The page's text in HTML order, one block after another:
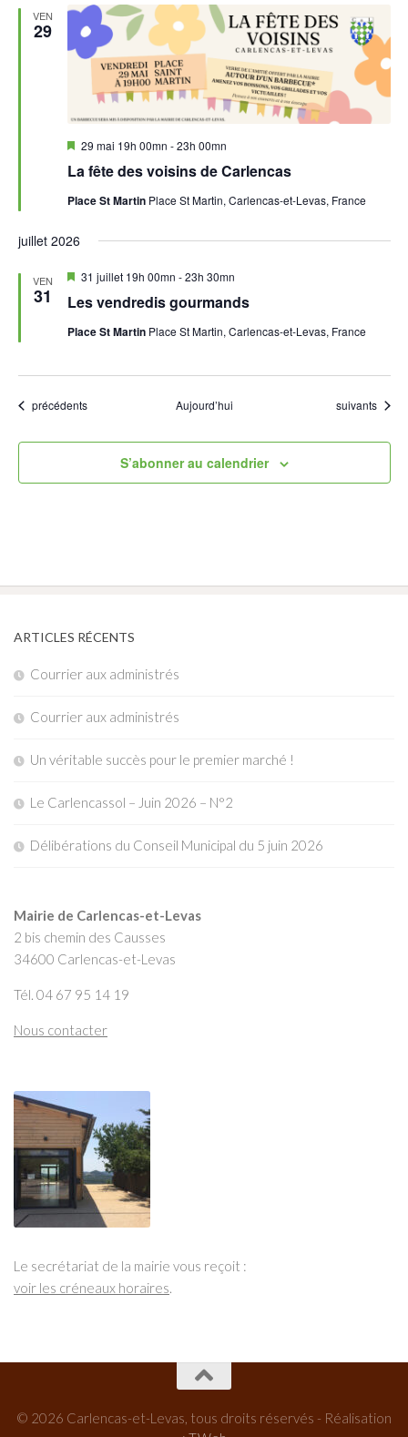
VEN
29
La fête des voisins de Carlencas
Mis
avant
29 mai 19h 00mn -23h 00mn
Place St Martin Place St Martin, Carlencas-et-Levas, France
juillet 2026
VEN
31 Les vendredis gourmands
Mis
avant
31 juillet 19h 00mn -23h 30mn
Place St Martin Place St Martin, Carlencas-et-Levas, France
Évènements
précédents Aujourd’hui Évènements
suivants
S’abonner au calendrier
ARTICLES RÉCENTS
Courrier aux administrés
Courrier aux administrés
Un véritable succès pour le premier marché !
Le Carlencassol – Juin 2026 – N°2
Délibérations du Conseil Municipal du 5 juin 2026
Mairie de Carlencas-et-Levas
2 bis chemin des Causses
34600 Carlencas-et-Levas
Tél. 04 67 95 14 19
Nous contacter
Le secrétariat de la mairie vous reçoit :
voir les créneaux horaires.
© 2026 Carlencas-et-Levas, tous droits réservés - Réalisation